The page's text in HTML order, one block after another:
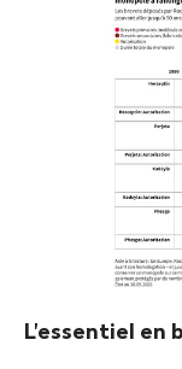
L'essentiel en